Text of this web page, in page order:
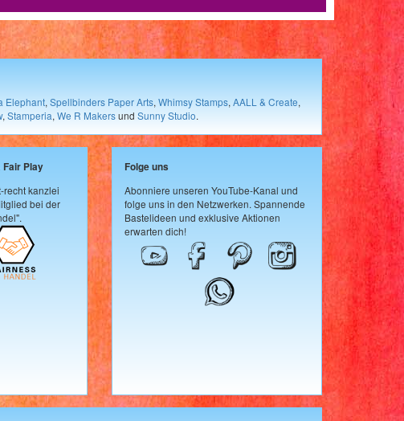
Elephant, Spellbinders Paper Arts, Whimsy Stamps, AALL & Create,
, Stamperia, We R Makersund Sunny Studio.
Fair Play
recht kanzlei
bei der
Folge uns
Abonniere unseren YouTube-Kanal und
folge uns in den Netzwerken. Spannende
Bastelideen und exklusive Aktionen
erwarten dich!